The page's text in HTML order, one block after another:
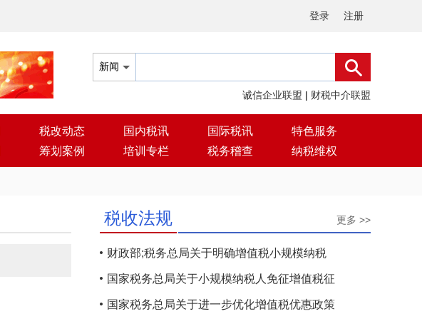
登录 注册
诚信企业联盟 | 财税中介联盟
税改动态 国内税讯 国际税讯
特色服务
筹划案例 培训专栏 税务稽查 纳税维权
税收法规 更多 >>
财政部;税务总局关于明确增值税小规模纳税
国家税务总局关于小规模纳税人免征增值税征
国家税务总局关于进一步优化增值税优惠政策